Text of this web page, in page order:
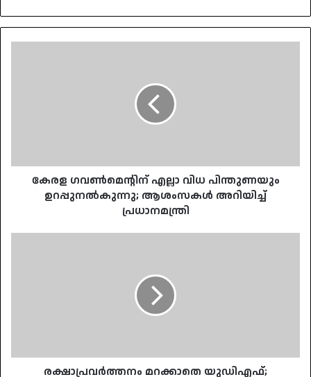
പ്രധാനമന്ത്രി
കേരള ഗവണ്‍മെന്റിന് എല്ലാ വിധ പിന്തുണയും
ഉറപ്പുനല്‍കുന്നു; ആശംസകള്‍ അറിയിച്ച്
പ്രധാനമന്ത്രി
തോമസ്
എംഎല്‍എരക്ഷാപ്രവര്‍ത്തനം മറക്കാതെ യുഡിഎഫ്;